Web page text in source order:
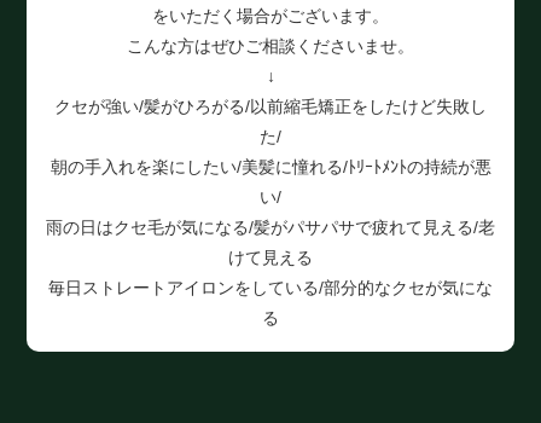
をいただく場合がございます。
こんな方はぜひご相談くださいませ。
↓
クセが強い/髪がひろがる/以前縮毛矯正をしたけど失敗し
た/
朝の手入れを楽にしたい/美髪に憧れる/ﾄﾘｰﾄﾒﾝﾄの持続が悪
い/
雨の日はクセ毛が気になる/髪がパサパサで疲れて見える/老
けて見える
毎日ストレートアイロンをしている/部分的なクセが気にな
る